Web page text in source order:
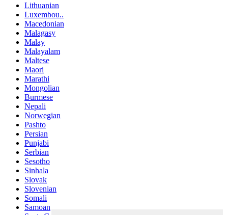
Lithuanian
Luxembou..
Macedonian
Malagasy
Malay
Malayalam
Maltese
Maori
Marathi
Mongolian
Burmese
Nepali
Norwegian
Pashto
Persian
Punjabi
Serbian
Sesotho
Sinhala
Slovak
Slovenian
Somali
Samoan